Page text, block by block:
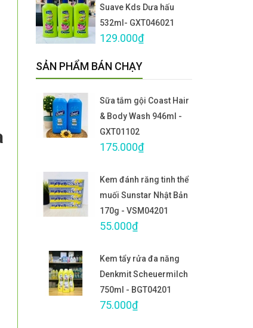
Suave Kds Dưa hấu
532ml- GXT046021
129.000₫
SẢN PHẨM BÁN CHẠY
Sữa tắm gội Coast Hair
& Body Wash 946ml -
GXT01102
175.000₫
Kem đánh răng tinh thể
muối Sunstar Nhật Bản
170g - VSM04201
55.000₫
Kem tẩy rửa đa năng
Denkmit Scheuermilch
750ml - BGT04201
75.000₫